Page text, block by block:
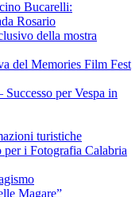
Bucarelli:
Rosario
della mostra
del Memories Film Fest
per Vespa in
turistiche
i Fotografia Calabria
Magare”